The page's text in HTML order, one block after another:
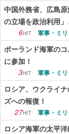
中国外務省、広島
の立場を政治利用」
6HIT 軍事・ミ
ポーランド海軍の
に参加！
3HIT 軍事・ミ
ロシア、ウクライ
ズへの報復！
27HIT 軍事・ミ
ロシア海軍の太平